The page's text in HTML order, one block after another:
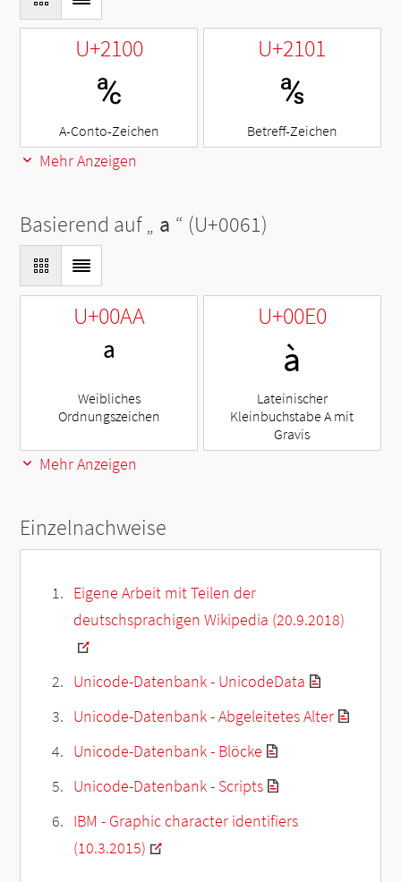
U+2100
℀
A-Conto-Zeichen
U+2101
℁
Betreff-Zeichen
Mehr Anzeigen
Basierend auf „ a “ (U+0061)
U+00AA
ª
Weibliches
Ordnungszeichen
U+00E0
à
Lateinischer
Kleinbuchstabe A mit
Gravis
Mehr Anzeigen
Einzelnachweise
Eigene Arbeit mit Teilen der
deutschsprachigen Wikipedia (20.9.2018)
Unicode-Datenbank - UnicodeData
Unicode-Datenbank - Abgeleitetes Alter
Unicode-Datenbank - Blöcke
Unicode-Datenbank - Scripts
IBM - Graphic character identifiers
(10.3.2015)